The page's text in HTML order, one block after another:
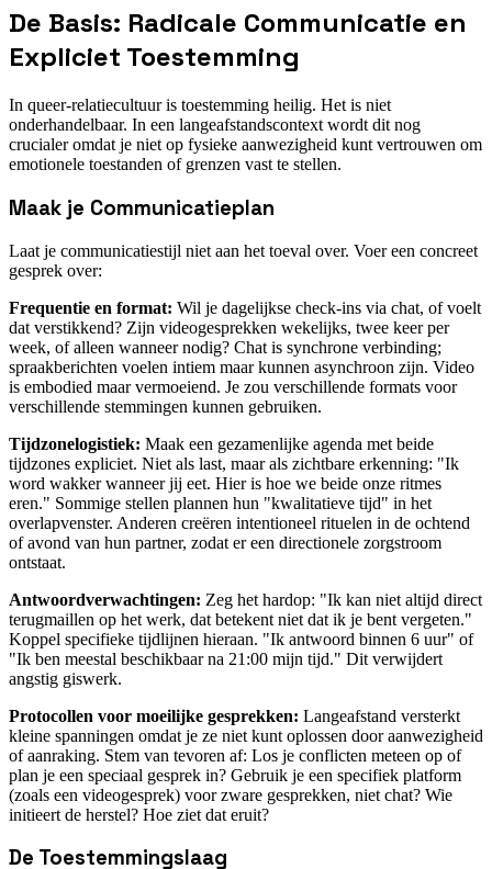
De Basis: Radicale Communicatie en
Expliciet Toestemming
In queer-relatiecultuur is toestemming heilig. Het is niet
onderhandelbaar. In een langeafstandscontext wordt dit nog
crucialer omdat je niet op fysieke aanwezigheid kunt vertrouwen om
emotionele toestanden of grenzen vast te stellen.
Maak je Communicatieplan
Laat je communicatiestijl niet aan het toeval over. Voer een concreet
gesprek over:
Frequentie en format: Wil je dagelijkse check-ins via chat, of voelt
dat verstikkend? Zijn videogesprekken wekelijks, twee keer per
week, of alleen wanneer nodig? Chat is synchrone verbinding;
spraakberichten voelen intiem maar kunnen asynchroon zijn. Video
is embodied maar vermoeiend. Je zou verschillende formats voor
verschillende stemmingen kunnen gebruiken.
Tijdzonelogistiek: Maak een gezamenlijke agenda met beide
tijdzones expliciet. Niet als last, maar als zichtbare erkenning: "Ik
word wakker wanneer jij eet. Hier is hoe we beide onze ritmes
eren." Sommige stellen plannen hun "kwalitatieve tijd" in het
overlapvenster. Anderen creëren intentioneel rituelen in de ochtend
of avond van hun partner, zodat er een directionele zorgstroom
ontstaat.
Antwoordverwachtingen: Zeg het hardop: "Ik kan niet altijd direct
terugmaillen op het werk, dat betekent niet dat ik je bent vergeten."
Koppel specifieke tijdlijnen hieraan. "Ik antwoord binnen 6 uur" of
"Ik ben meestal beschikbaar na 21:00 mijn tijd." Dit verwijdert
angstig giswerk.
Protocollen voor moeilijke gesprekken: Langeafstand versterkt
kleine spanningen omdat je ze niet kunt oplossen door aanwezigheid
of aanraking. Stem van tevoren af: Los je conflicten meteen op of
plan je een speciaal gesprek in? Gebruik je een specifiek platform
(zoals een videogesprek) voor zware gesprekken, niet chat? Wie
initieert de herstel? Hoe ziet dat eruit?
De Toestemmingslaag